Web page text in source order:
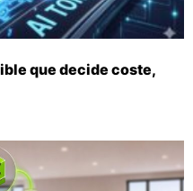
que decide coste,